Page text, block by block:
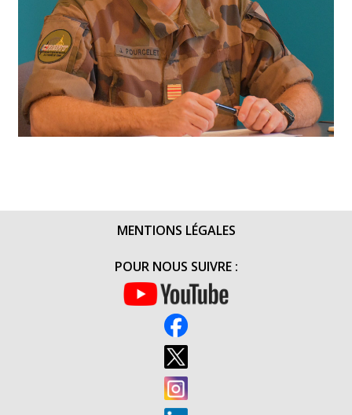
MENTIONS LÉGALES
POUR NOUS SUIVRE :